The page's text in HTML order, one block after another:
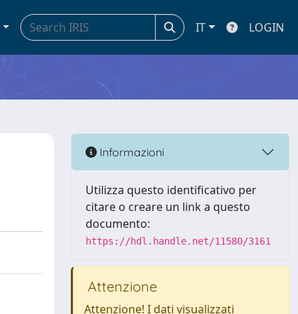
IT LOGIN
Informazioni
Utilizza questo identificativo per
citare o creare un link a questo
documento:
https://hdl.handle.net/11580/3161
Attenzione
Attenzione! I dati visualizzati